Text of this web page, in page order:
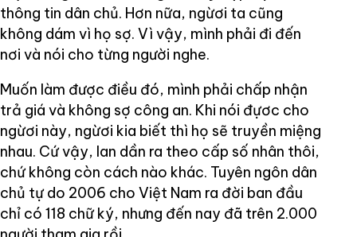
thông tin dân chủ. Hơn nữa, ngừơi ta cũng
không dám vì họ sợ. Vì vậy, mình phải đi đến
nơi và nói cho từng người nghe.
Muốn làm được điều đó, mình phải chấp nhận
trả giá và không sợ công an. Khi nói đựơc cho
ngừơi này, ngừơi kia biết thì họ sẽ truyền miệng
nhau. Cứ vậy, lan dần ra theo cấp số nhân thôi,
chứ không còn cách nào khác. Tuyên ngôn dân
chủ tự do 2006 cho Việt Nam ra đời ban đầu
chỉ có 118 chữ ký, nhưng đến nay đã trên 2.000